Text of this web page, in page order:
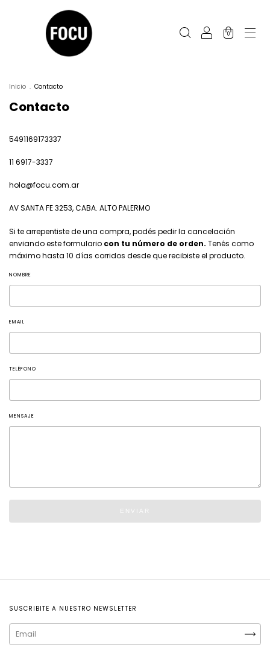
0
Inicio . Contacto
Contacto
5491169173337
11 6917-3337
hola@focu.com.ar
AV SANTA FE 3253, CABA. ALTO PALERMO
Si te arrepentiste de una compra, podés pedir la cancelación
enviando este formulario con tu número de orden. Tenés como
máximo hasta 10 días corridos desde que recibiste el producto.
NOMBRE
EMAIL
TELÉFONO
MENSAJE
ENVIAR
SUSCRIBITE A NUESTRO NEWSLETTER